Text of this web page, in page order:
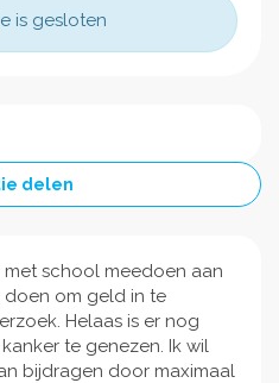
is gesloten
delen
school meedoen aan
doen om geld in te
Helaas is er nog
te genezen. Ik wil
bijdragen door maximaal